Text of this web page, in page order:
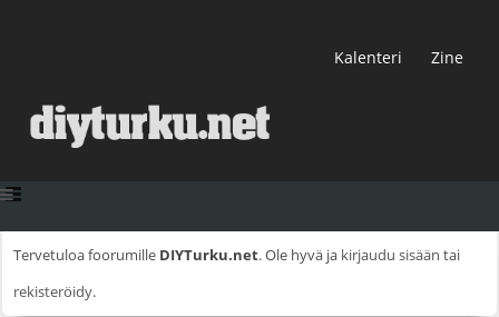
Kalenteri Zine
Tervetuloa foorumille DIYTurku.net. Ole hyvä ja kirjaudu sisään tai
rekisteröidy.